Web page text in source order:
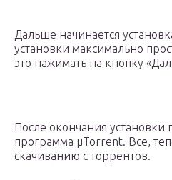
Дальше начинается
установки максимально
это нажимать на кнопку
После окончания установки
программа µTorrent. Все,
скачиванию с торрентов.